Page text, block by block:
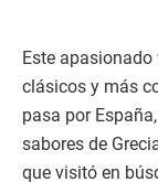
Este
clásicos y más
pasa por
sabores de
que visitó en